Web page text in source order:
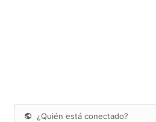
¿Quién está conectado?